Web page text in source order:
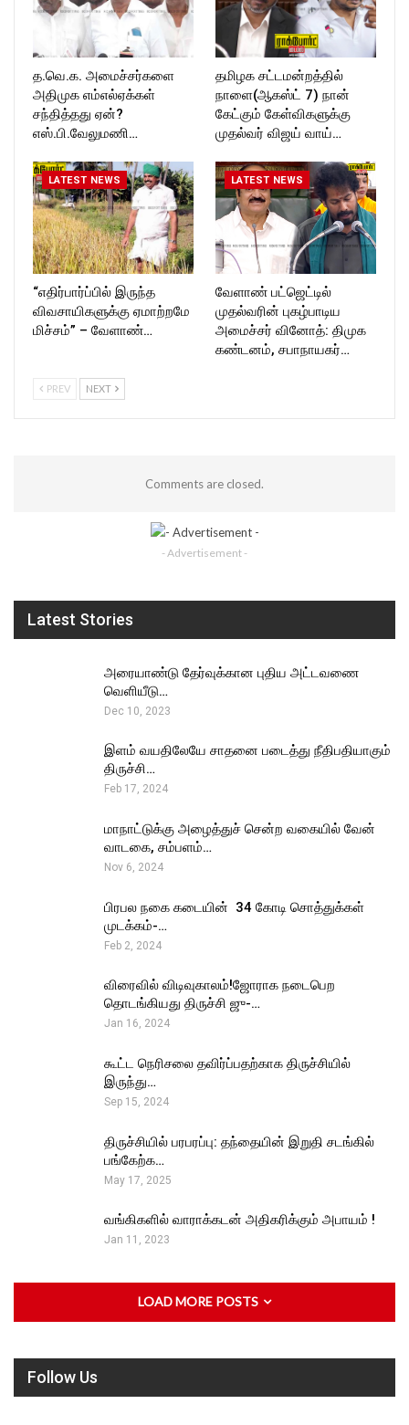
த.வெ.க. அமைச்சர்களை
அதிமுக எம்எல்ஏக்கள்
சந்தித்தது ஏன்?
எஸ்.பி.வேலுமணி…
தமிழக சட்டமன்றத்தில்
நாளை(ஆகஸ்ட் 7) நான்
கேட்கும் கேள்விகளுக்கு
முதல்வர் விஜய் வாய்…
LATEST NEWS
“எதிர்பார்ப்பில் இருந்த
விவசாயிகளுக்கு ஏமாற்றமே
மிச்சம்” – வேளாண்…
LATEST NEWS
வேளாண் பட்ஜெட்டில்
முதல்வரின் புகழ்பாடிய
அமைச்சர் வினோத்: திமுக
கண்டனம், சபாநாயகர்…
PREV NEXT
Comments are closed.
- Advertisement -
Latest Stories
அரையாண்டு தேர்வுக்கான புதிய அட்டவணை
வெளியீடு…
Dec 10, 2023
இளம் வயதிலேயே சாதனை படைத்து நீதிபதியாகும்
திருச்சி…
Feb 17, 2024
மாநாட்டுக்கு அழைத்துச் சென்ற வகையில் வேன்
வாடகை, சம்பளம்…
Nov 6, 2024
பிரபல நகை கடையின் ₹ 34 கோடி சொத்துக்கள்
முடக்கம்-…
Feb 2, 2024
விரைவில் விடிவுகாலம்!ஜோராக நடைபெற
தொடங்கியது திருச்சி ஜு-…
Jan 16, 2024
கூட்ட நெரிசலை தவிர்ப்பதற்காக திருச்சியில்
இருந்து…
Sep 15, 2024
திருச்சியில் பரபரப்பு: தந்தையின் இறுதி சடங்கில்
பங்கேற்க…
May 17, 2025
வங்கிகளில் வாராக்கடன் அதிகரிக்கும் அபாயம் !
Jan 11, 2023
LOAD MORE POSTS
Follow Us